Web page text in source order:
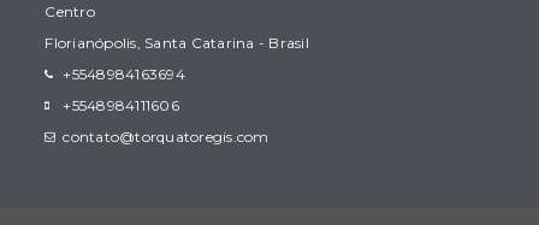
Centro
Florianópolis, Santa Catarina - Brasil
+5548984163694
+5548984111606
contato@torquatoregis.com